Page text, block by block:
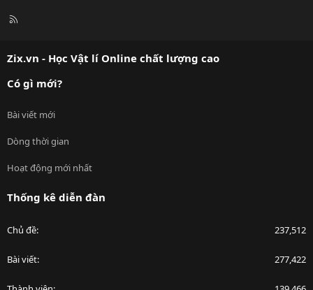
R
Zix.vn - Học Vật lí Online chất lượng cao
Có gì mới?
Bài viết mới
Dòng thời gian
Hoạt động mới nhất
Thống kê diễn đàn
Chủ đề 237,512
Bài viết 277,422